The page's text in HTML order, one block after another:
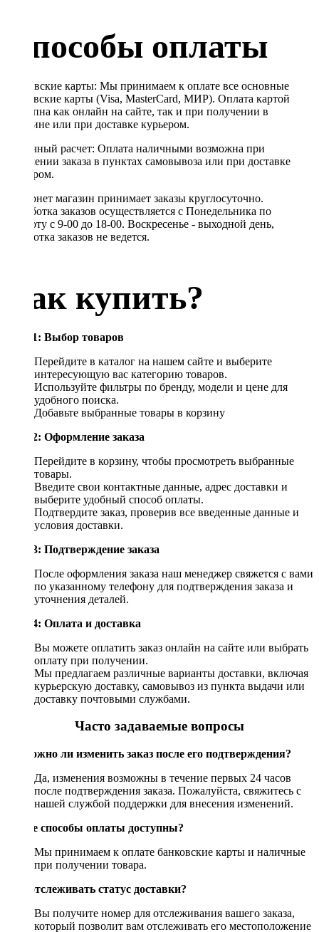
Способы оплаты
Банковские карты: Мы принимаем к оплате все основные
банковские карты (Visa, MasterCard, МИР). Оплата картой
доступна как онлайн на сайте, так и при получении в
магазине или при доставке курьером.
Наличный расчет: Оплата наличными возможна при
получении заказа в пунктах самовывоза или при доставке
курьером.
Интернет магазин принимает заказы круглосуточно.
Обработка заказов осуществляется с Понедельника по
Субботу с 9-00 до 18-00. Воскресенье - выходной день,
обработка заказов не ведется.
Как купить?
Шаг 1: Выбор товаров
Перейдите в каталог на нашем сайте и выберите
интересующую вас категорию товаров.
Используйте фильтры по бренду, модели и цене для
удобного поиска.
Добавьте выбранные товары в корзину
Шаг 2: Оформление заказа
Перейдите в корзину, чтобы просмотреть выбранные
товары.
Введите свои контактные данные, адрес доставки и
выберите удобный способ оплаты.
Подтвердите заказ, проверив все введенные данные и
условия доставки.
Шаг 3: Подтверждение заказа
После оформления заказа наш менеджер свяжется с вами
по указанному телефону для подтверждения заказа и
уточнения деталей.
Шаг 4: Оплата и доставка
Вы можете оплатить заказ онлайн на сайте или выбрать
оплату при получении.
Мы предлагаем различные варианты доставки, включая
курьерскую доставку, самовывоз из пункта выдачи или
доставку почтовыми службами.
Часто задаваемые вопросы
Возможно ли изменить заказ после его подтверждения?
Да, изменения возможны в течение первых 24 часов
после подтверждения заказа. Пожалуйста, свяжитесь с
нашей службой поддержки для внесения изменений.
Какие способы оплаты доступны?
Мы принимаем к оплате банковские карты и наличные
при получении товара.
Как отслеживать статус доставки?
Вы получите номер для отслеживания вашего заказа,
который позволит вам отслеживать его местоположение